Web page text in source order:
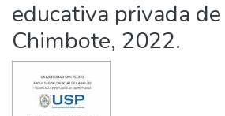
educativa privada
Chimbote, 2022.